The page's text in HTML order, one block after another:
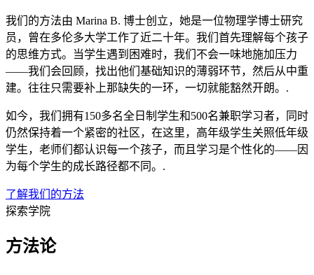
我们的方法由 Marina B. 博士创立，她是一位物理学博士研究
员，曾在多伦多大学工作了近二十年。我们首先理解每个孩子
的思维方式。当学生遇到困难时，我们不会一味地施加压力
——我们会回顾，找出他们基础知识的薄弱环节，然后从中重
建。往往只需要补上那缺失的一环，一切就能豁然开朗。.
如今，我们拥有150多名全日制学生和500名兼职学习者，同时
仍然保持着一个紧密的社区，在这里，高年级学生关照低年级
学生，老师们都认识每一个孩子，而且学习是个性化的——因
为每个学生的成长路径都不同。.
了解我们的方法
探索学院
方法论